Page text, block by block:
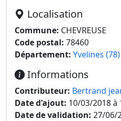
Localisation
Commune: CHEVREUSE
Code postal: 78460
Département: Yvelines (78)
Informations
Contributeur: Bertrand
Date d'ajout: 10/03/2018 à
Date de validation: 27/06/